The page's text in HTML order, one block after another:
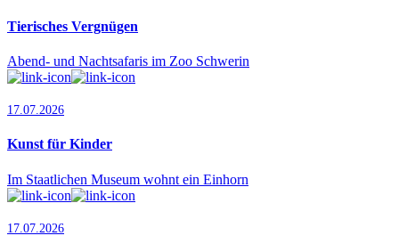
Tierisches Vergnügen
Abend- und Nachtsafaris im Zoo Schwerin
17.07.2026
Kunst für Kinder
Im Staatlichen Museum wohnt ein Einhorn
17.07.2026